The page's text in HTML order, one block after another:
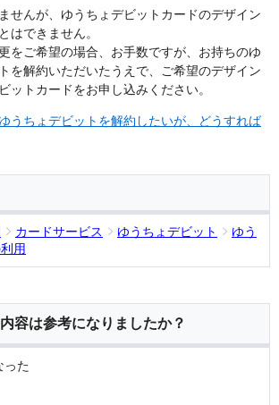
せんが、ゆうちょデビットカードのデザイン
はできません。
をご希望の場合、お手数ですが、お持ちのゆ
を解約いただいたうえで、ご希望のデザイン
ットカードをお申し込みください。
ゆうちょデビットを解約したいが、どうすれば
カードサービス ゆうちょデビット
ゆう
用
容は参考になりましたか？
った